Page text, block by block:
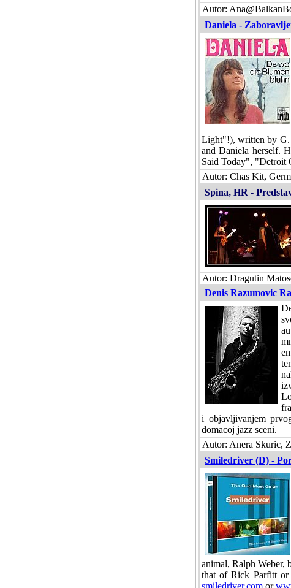
Autor:
Daniela -
Light"!), written by G.
and Daniela herself.
Said Today", "Detroit
Autor: Chas Kit,
Spina, HR -
Autor: Dragutin
Denis Razumovic
i objavljivanjem
domacoj jazz sceni.
Autor: Anera Skuric,
Smiledriver (D) -
animal, Ralph Weber,
that of Rick Parfitt or
smiledriver.com or